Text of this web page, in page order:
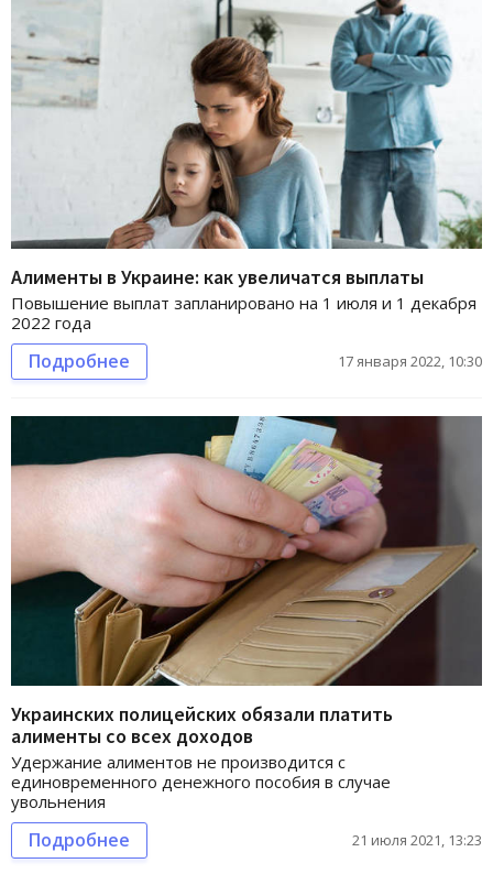
Алименты в Украине: как увеличатся выплаты
Повышение выплат запланировано на 1 июля и 1 декабря
2022 года
Подробнее 17 января 2022, 10:30
Украинских полицейских обязали платить
алименты со всех доходов
Удержание алиментов не производится с
единовременного денежного пособия в случае
увольнения
Подробнее 21 июля 2021, 13:23